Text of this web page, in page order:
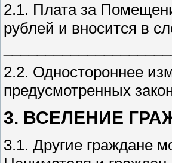
2.1. Плата за
рублей и вносится в
2.2. Одностороннее
предусмотренных
3. ВСЕЛЕНИЕ
3.1. Другие граждане